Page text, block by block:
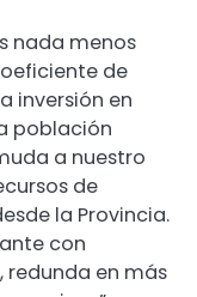
nada menos
de
inversión en
población
a nuestro
de
la Provincia.
con
redunda en más